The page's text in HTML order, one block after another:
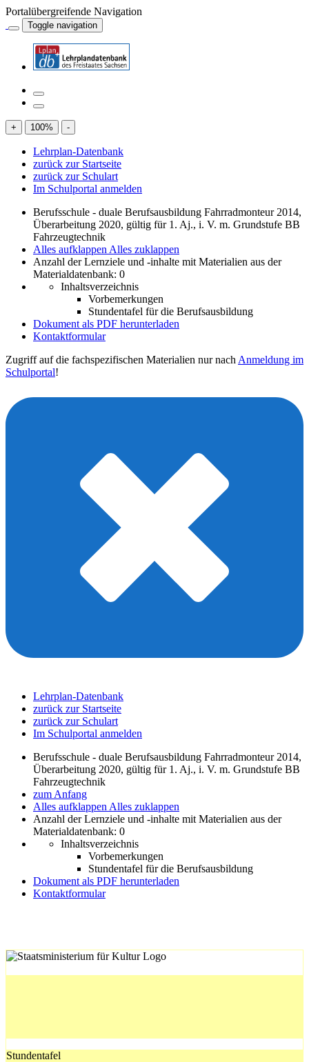
Portalübergreifende Navigation
Toggle navigation
+ 100% -
Lehrplan-Datenbank
zurück zur Startseite
zurück zur Schulart
Im Schulportal anmelden
Berufsschule - duale Berufsausbildung Fahrradmonteur 2014,
Überarbeitung 2020, gültig für 1. Aj., i. V. m. Grundstufe BB
Fahrzeugtechnik
Alles aufklappen Alles zuklappen
Anzahl der Lernziele und -inhalte mit Materialien aus der
Materialdatenbank: 0
Inhaltsverzeichnis
Vorbemerkungen
Stundentafel für die Berufsausbildung
Dokument als PDF herunterladen
Kontaktformular
Zugriff auf die fachspezifischen Materialien nur nach Anmeldung im
Schulportal!
Lehrplan-Datenbank
zurück zur Startseite
zurück zur Schulart
Im Schulportal anmelden
Berufsschule - duale Berufsausbildung Fahrradmonteur 2014,
Überarbeitung 2020, gültig für 1. Aj., i. V. m. Grundstufe BB
Fahrzeugtechnik
zum Anfang
Alles aufklappen Alles zuklappen
Anzahl der Lernziele und -inhalte mit Materialien aus der
Materialdatenbank: 0
Inhaltsverzeichnis
Vorbemerkungen
Stundentafel für die Berufsausbildung
Dokument als PDF herunterladen
Kontaktformular
Stundentafel